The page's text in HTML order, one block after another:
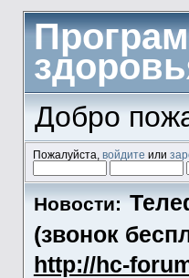
Добро
Пожалуйста, войдите или
Новости:
(звонок
http://hc-